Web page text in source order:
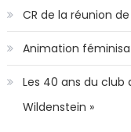
CR de la réunion
Animation
Les 40 ans du club
Wildenstein »